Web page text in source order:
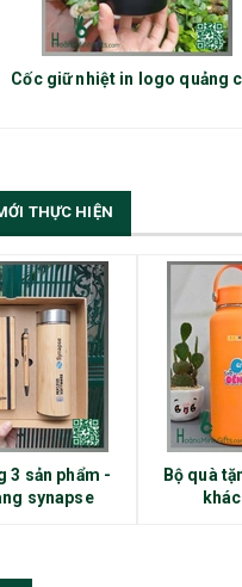
Cốc giữ nhiệt in logo quảng
THỰC HIỆN
3 sản phẩm -
synapse
Bộ quà